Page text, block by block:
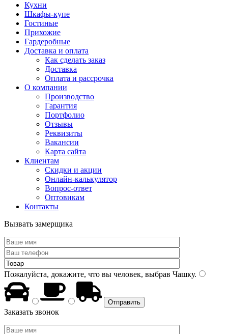
Кухни
Шкафы-купе
Гостиные
Прихожие
Гардеробные
Доставка и оплата
Как сделать заказ
Доставка
Оплата и рассрочка
О компании
Производство
Гарантия
Портфолио
Отзывы
Реквизиты
Вакансии
Карта сайта
Клиентам
Скидки и акции
Онлайн-калькулятор
Вопрос-ответ
Оптовикам
Контакты
Вызвать замерщика
Пожалуйста, докажите, что вы человек, выбрав Чашку.
Заказать звонок